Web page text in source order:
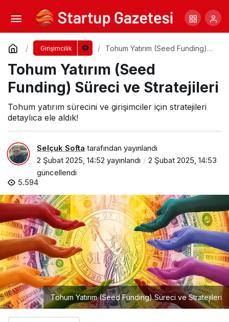
Girişimcilik
Tohum Yatırım (Seed Funding)
Tohum Yatırım (Seed
Funding) Süreci ve Stratejileri
Tohum yatırım sürecini ve girişimciler için stratejileri
detaylıca ele aldık!
Selçuk Softa tarafından yayınlandı
2 Şubat 2025, 14:52 yayınlandı
2 Şubat 2025, 14:53
güncellendi
5.594
Tohum Yatırım (Seed Funding) Süreci ve Stratejileri
Girişim Hızlandırıcıları (Accelerators) ve
Faydaları
Yorum Yap Paylaş